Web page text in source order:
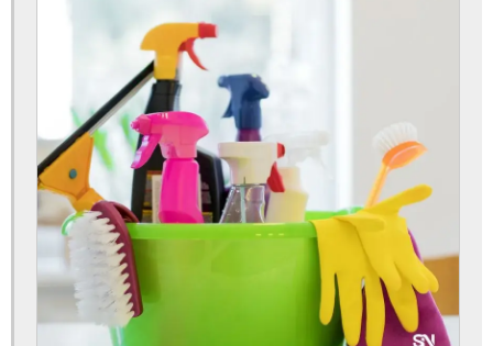
Limpeza empresarial terceirizada
Limpeza portaria terceirizada
Limpeza profissional terceirizada
Limpeza terceirização
Limpeza terceirizada
Manutenção de jardinagem
Orçamento de terceirização de limpeza